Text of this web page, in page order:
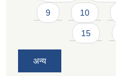
9 10
15
अन्य